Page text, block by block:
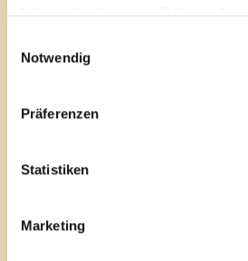
haben oder die sie im Rahmen
Notwendig
Präferenzen
Statistiken
Marketing
Kaufen oder herunterladen
Die Vorsorgemappe ist in der
Rathaus Frastanz sowie über den
und den Mobilen Hilfsdienst
heruntergeladen werden.